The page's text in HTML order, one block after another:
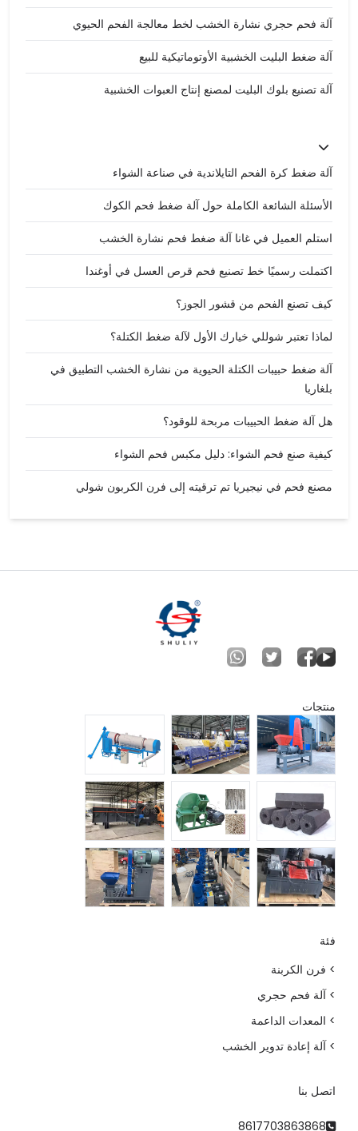
آلة فحم حجري نشارة الخشب لخط معالجة الفحم الحيوي
آلة ضغط البليت الخشبية الأوتوماتيكية للبيع
آلة تصنيع بلوك البليت لمصنع إنتاج العبوات الخشبية
آلة ضغط كرة الفحم التايلاندية في صناعة الشواء
الأسئلة الشائعة الكاملة حول آلة ضغط فحم الكوك
استلم العميل في غانا آلة ضغط فحم نشارة الخشب
اكتملت رسميًا خط تصنيع فحم قرص العسل في أوغندا
كيف تصنع الفحم من قشور الجوز؟
لماذا تعتبر شوللي خيارك الأول لآلة ضغط الكتلة؟
آلة ضغط حبيبات الكتلة الحيوية من نشارة الخشب التطبيق في
بلغاريا
هل آلة ضغط الحبيبات مربحة للوقود؟
كيفية صنع فحم الشواء: دليل مكبس فحم الشواء
مصنع فحم في نيجيريا تم ترقيته إلى فرن الكربون شولي
منتجات
فئة
> فرن الكربنة
> آلة فحم حجري
> المعدات الداعمة
> آلة إعادة تدوير الخشب
اتصل بنا
8617703863868
Whatsapp
Email